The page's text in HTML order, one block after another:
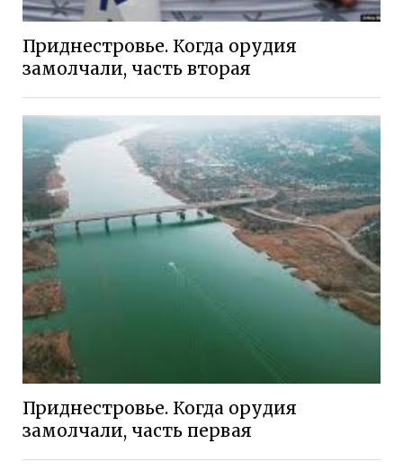
Приднестровье. Когда орудия
замолчали, часть вторая
Приднестровье. Когда орудия
замолчали, часть первая